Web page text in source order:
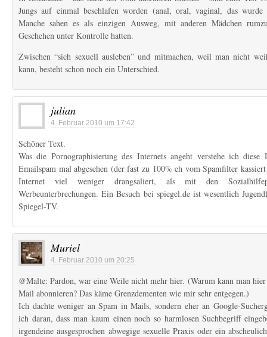
Jungs auf einmal beschlafen worden (anal, oral, vaginal, das wurde
Manche sahen es als einzigen Ausweg, mit anderen Mädchen
Geschehen unter Kontrolle hatten.
Zwischen “sich sexuell ausleben” und mitmachen, weil man nicht
kann, besteht schon noch ein Unterschied.
julian
4. Februar 2010 um 17:42
Schöner Text.
Was die Pornographisierung des Internets angeht verstehe ich
Emailspam mal abgesehen (der fast zu 100% eh vom Spamfilter
Internet viel weniger drangsaliert, als mit den
Werbeunterbrechungen. Ein Besuch bei spiegel.de ist wesentlich
Spiegel-TV.
Muriel
4. Februar 2010 um 20:25
@Malte: Pardon, war eine Weile nicht mehr hier. (Warum kann man
Mail abonnieren? Das käme Grenzdementen wie mir sehr entgegen.)
Ich dachte weniger an Spam in Mails, sondern eher an Google-
ich daran, dass man kaum einen noch so harmlosen Suchbegriff
irgendeine ausgesprochen abwegige sexuelle Praxis oder ein